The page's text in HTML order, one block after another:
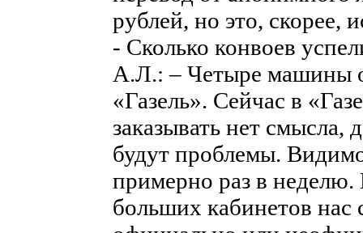
рублей, но это, скорее,
- Сколько конвоев
А.Л.: – Четыре машины
«Газель». Сейчас в
заказывать нет
будут проблемы.
примерно раз в
больших кабинетов